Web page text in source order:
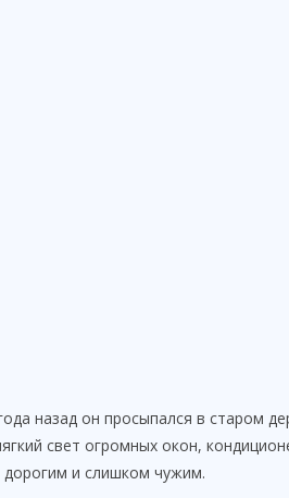
назад он просыпался в старом
свет огромных окон,
и слишком чужим.